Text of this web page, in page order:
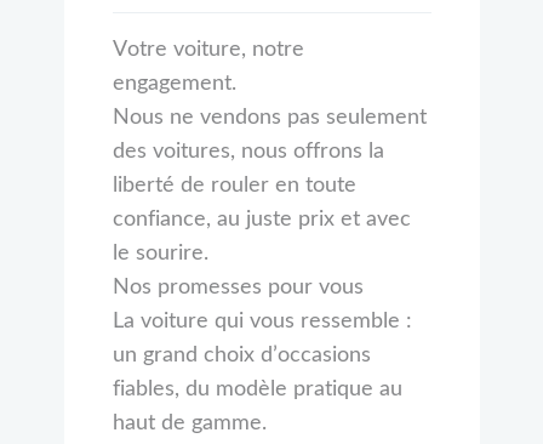
Votre voiture, notre
engagement.
Nous ne vendons pas seulement
des voitures, nous offrons la
liberté de rouler en toute
confiance, au juste prix et avec
le sourire.
Nos promesses pour vous
La voiture qui vous ressemble :
un grand choix d’occasions
fiables, du modèle pratique au
haut de gamme.